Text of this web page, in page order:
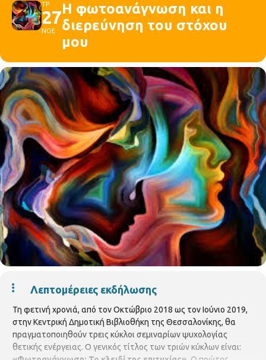
ΤΡ
27
ΝΟΕ
Η φωτοανάγνωση και η
διερεύνηση του στόχου
μου
Λεπτομέρειες εκδήλωσης
Τη φετινή χρονιά, από τον Οκτώβριο 2018 ως τον Ιούνιο 2019,
στην Κεντρική Δημοτική Βιβλιοθήκη της Θεσσαλονίκης, θα
πραγματοποιηθούν τρεις κύκλοι σεμιναρίων ψυχολογίας
θετικής ενέργειας. Ο γενικός τίτλος των τριών κύκλων είναι: